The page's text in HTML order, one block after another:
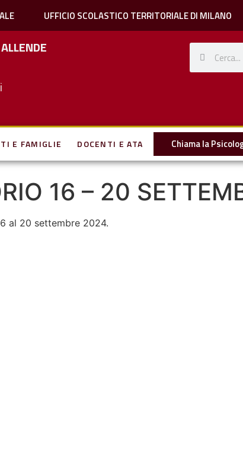
UFFICIO SCOLASTICO TERRITORIALE DI MILANO
ALLENDE
E FAMIGLIE DOCENTI E ATA Chiama la
16 – 20
al 20 settembre 2024.